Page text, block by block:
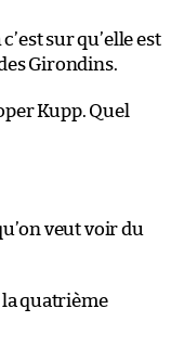
sur qu’elle est
Girondins.
Kupp. Quel
veut voir du
quatrième